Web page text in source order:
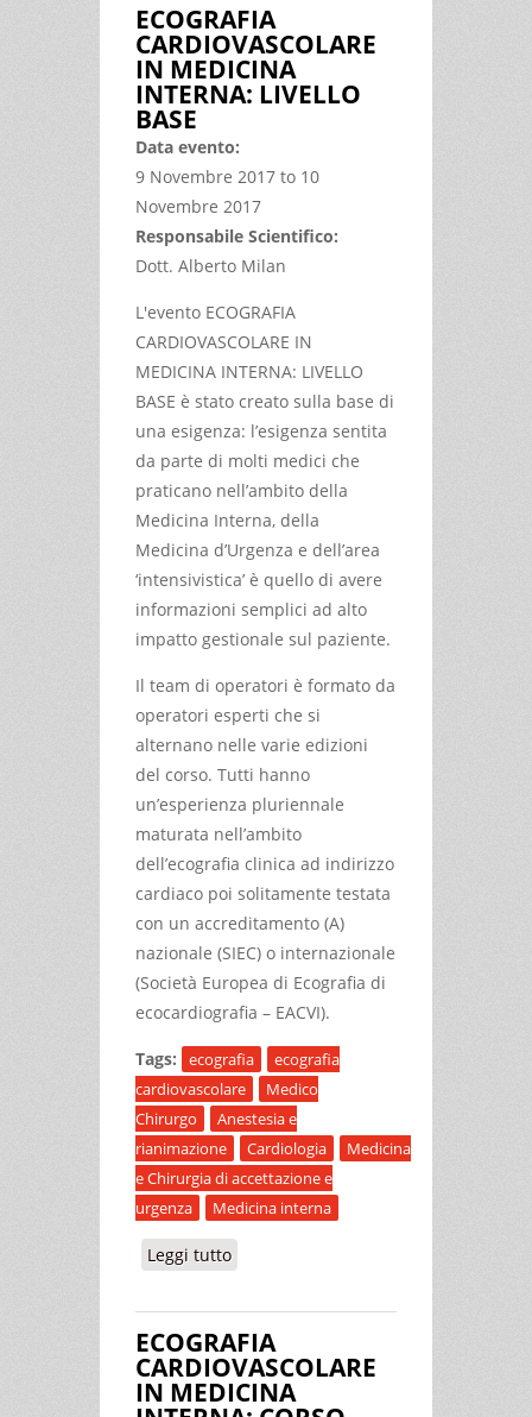
ECOGRAFIA
CARDIOVASCOLARE
IN MEDICINA
INTERNA: LIVELLO
BASE
Data evento:
9 Novembre 2017 to 10
Novembre 2017
Responsabile Scientifico:
Dott. Alberto Milan
L'evento ECOGRAFIA
CARDIOVASCOLARE IN
MEDICINA INTERNA: LIVELLO
BASE è stato creato sulla base di
una esigenza: l’esigenza sentita
da parte di molti medici che
praticano nell’ambito della
Medicina Interna, della
Medicina d’Urgenza e dell’area
‘intensivistica’ è quello di avere
informazioni semplici ad alto
impatto gestionale sul paziente.
Il team di operatori è formato da
operatori esperti che si
alternano nelle varie edizioni
del corso. Tutti hanno
un’esperienza pluriennale
maturata nell’ambito
dell’ecografia clinica ad indirizzo
cardiaco poi solitamente testata
con un accreditamento (A)
nazionale (SIEC) o internazionale
(Società Europea di Ecografia di
ecocardiografia – EACVI).
Tags: ecografia
ecografia
cardiovascolare
Medico
Chirurgo
Anestesia e
rianimazione
Cardiologia
Medicina
e Chirurgia di accettazione e
urgenza
Medicina interna
Leggi tutto
ECOGRAFIA
CARDIOVASCOLARE
IN MEDICINA